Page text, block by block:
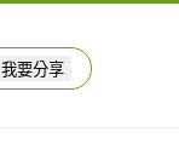
我要分享